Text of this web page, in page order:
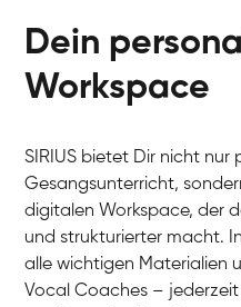
Dein
Workspace
SIRIUS bietet Dir nicht nur
Gesangsunterricht,
digitalen Workspace, der
und strukturierter macht.
alle wichtigen Materialien
Vocal Coaches –